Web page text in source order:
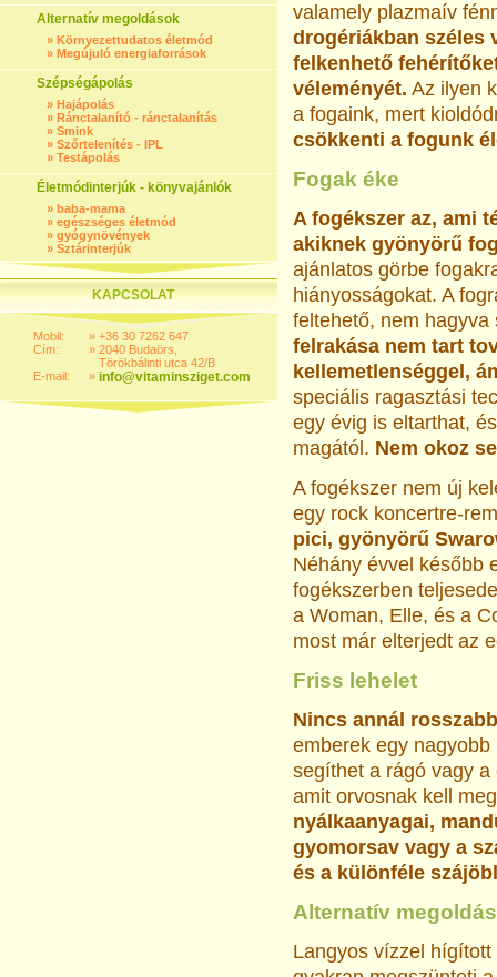
Alternatív megoldások
» Környezettudatos életmód
» Megújuló energiaforrások
Szépségápolás
» Hajápolás
» Ránctalanító - ránctalanítás
» Smink
» Szőrtelenítés - IPL
» Testápolás
Életmódinterjúk - könyvajánlók
» baba-mama
» egészséges életmód
» gyógynövények
» Sztárinterjúk
KAPCSOLAT
Mobil:
Cím:
E-mail:
»
»
»
+36 30 7262 647
2040 Budaörs,
Törökbálinti utca 42/B
info@vitaminsziget.com
valamely plazmaív
drogériákban széles
felkenhető
véleményét. Az ilyen
a fogaink, mert
csökkenti a fogunk
Fogak éke
A fogékszer az, ami
akiknek gyönyörű
ajánlatos görbe
hiányosságokat. A
feltehető, nem
felrakása nem tart
kellemetlenséggel,
speciális ragasztási
egy évig is eltarthat,
magától. Nem okoz
A fogékszer nem új
egy rock koncertre-
pici, gyönyörű
Néhány évvel később
fogékszerben
a Woman, Elle, és a
most már elterjedt az
Friss lehelet
Nincs annál
emberek egy
segíthet a rágó vagy
amit orvosnak kell
nyálkaanyagai,
gyomorsav vagy a
és a különféle
Alternatív
Langyos vízzel hígított